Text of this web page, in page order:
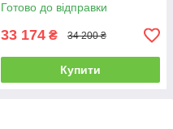
Готово до відправки
33 174 ₴ 34 200 ₴
Купити